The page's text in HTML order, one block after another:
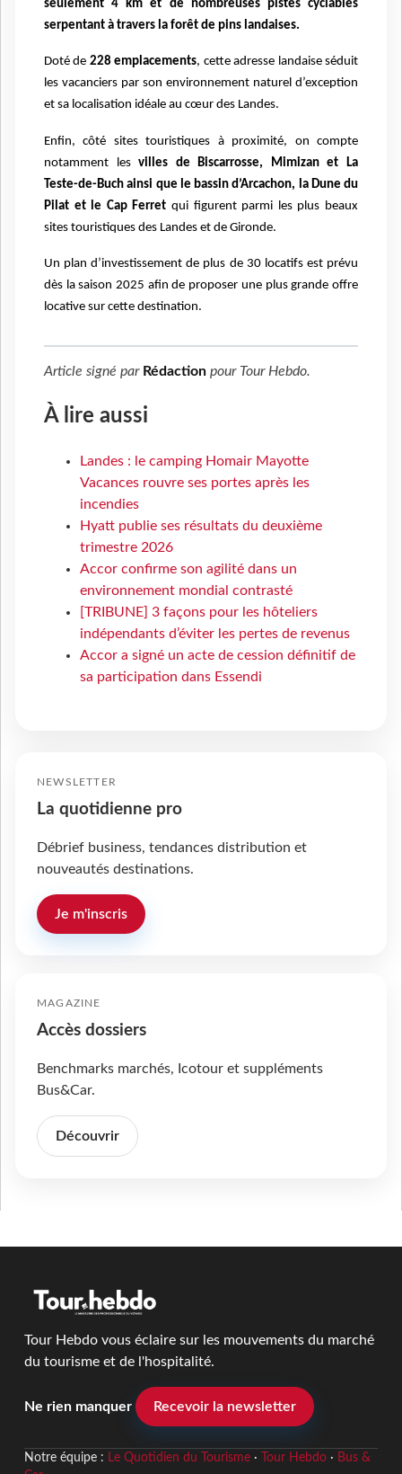
seulement 4 km et de nombreuses pistes cyclables
serpentant à travers la forêt de pins landaises.
Doté de 228 emplacements, cette adresse landaise séduit
les vacanciers par son environnement naturel d’exception
et sa localisation idéale au cœur des Landes.
Enfin, côté sites touristiques à proximité, on compte
notamment lesvilles de Biscarrosse, Mimizan et La
Teste-de-Buch ainsi que le bassin d’Arcachon, la Dune du
Pilat et le Cap Ferret qui figurent parmi les plus beaux
sites touristiques des Landes et de Gironde.
Un plan d’investissement de plus de 30 locatifs est prévu
dès la saison 2025 afin de proposer une plus grande offre
locative sur cette destination.
Article signé par Rédaction pour Tour Hebdo.
À lire aussi
Landes : le camping Homair Mayotte
Vacances rouvre ses portes après les
incendies
Hyatt publie ses résultats du deuxième
trimestre 2026
Accor confirme son agilité dans un
environnement mondial contrasté
[TRIBUNE] 3 façons pour les hôteliers
indépendants d’éviter les pertes de revenus
Accor a signé un acte de cession définitif de
sa participation dans Essendi
NEWSLETTER
La quotidienne pro
Débrief business, tendances distribution et
nouveautés destinations.
Je m'inscris
MAGAZINE
Accès dossiers
Benchmarks marchés, Icotour et suppléments
Bus&Car.
Découvrir
Tour Hebdo vous éclaire sur les mouvements du marché
du tourisme et de l'hospitalité.
Ne rien manquer Recevoir la newsletter
Notre équipe : Le Quotidien du Tourisme· Tour Hebdo· Bus &